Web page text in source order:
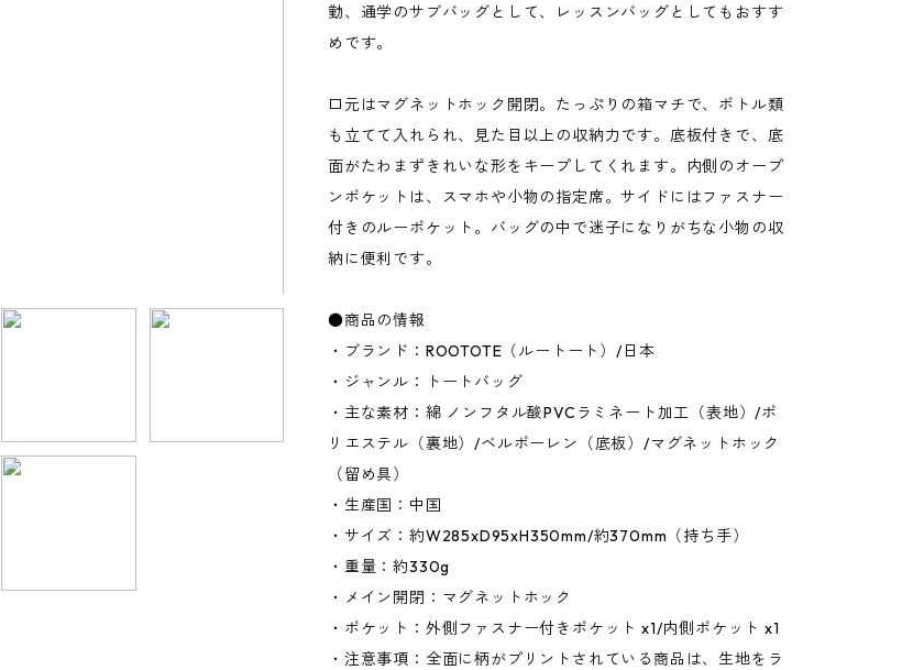
勤、通学のサブバッグとして、レッスンバッグとしてもおすす
めです。
口元はマグネットホック開閉。たっぷりの箱マチで、ボトル類
も立てて入れられ、見た目以上の収納力です。底板付きで、底
面がたわまずきれいな形をキープしてくれます。内側のオープ
ンポケットは、スマホや小物の指定席。サイドにはファスナー
付きのルーポケット。バッグの中で迷子になりがちな小物の収
納に便利です。
●商品の情報
・ブランド：ROOTOTE（ルートート）/日本
・ジャンル：トートバッグ
・主な素材：綿 ノンフタル酸PVCラミネート加工（表地）/ポ
リエステル（裏地）/ベルポーレン（底板）/マグネットホック
（留め具）
・生産国：中国
・サイズ：約W285xD95xH350mm/約370mm（持ち手）
・重量：約330g
・メイン開閉：マグネットホック
・ポケット：外側ファスナー付きポケット x1/内側ポケット x1
・注意事項：全面に柄がプリントされている商品は、生地をラ